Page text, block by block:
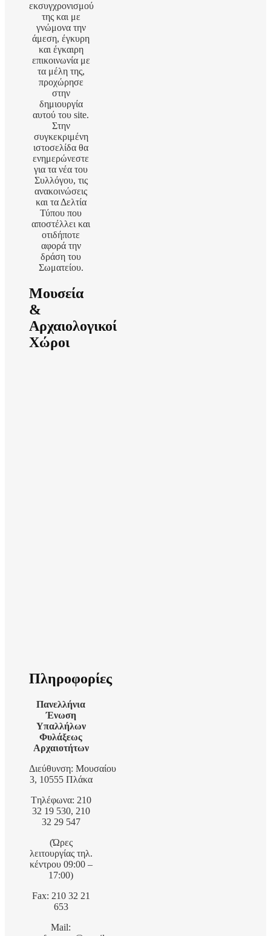
εκσυγχρονισμού
της και με
γνώμονα την
άμεση, έγκυρη
και έγκαιρη
επικοινωνία με
τα μέλη της,
προχώρησε
στην
δημιουργία
αυτού του site.
Στην
συγκεκριμένη
ιστοσελίδα θα
ενημερώνεστε
για τα νέα του
Συλλόγου, τις
ανακοινώσεις
και τα Δελτία
Τύπου που
αποστέλλει και
οτιδήποτε
αφορά την
δράση του
Σωματείου.
Μουσεία
&
Αρχαιολογικοί
Χώροι
Πληροφορίες
Πανελλήνια
Ένωση
Υπαλλήλων
Φυλάξεως
Αρχαιοτήτων
Διεύθυνση: Μουσαίου
3, 10555 Πλάκα
Tηλέφωνα: 210
32 19 530, 210
32 29 547
(Ώρες
λειτουργίας τηλ.
κέντρου 09:00 –
17:00)
Fax: 210 32 21
653
Mail: